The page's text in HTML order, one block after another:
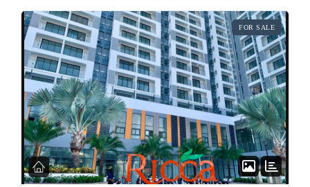
FOR SALE